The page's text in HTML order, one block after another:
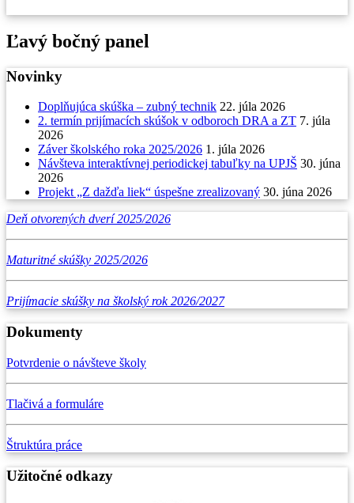
Ľavý bočný panel
Novinky
Doplňujúca skúška – zubný technik 22. júla 2026
2. termín prijímacích skúšok v odboroch DRA a ZT 7. júla
2026
Záver školského roka 2025/2026 1. júla 2026
Návšteva interaktívnej periodickej tabuľky na UPJŠ 30. júna
2026
Projekt „Z dažďa liek“ úspešne zrealizovaný 30. júna 2026
Deň otvorených dverí 2025/2026
Maturitné skúšky 2025/2026
Prijímacie skúšky na školský rok 2026/2027
Dokumenty
Potvrdenie o návšteve školy
Tlačivá a formuláre
Štruktúra práce
Užitočné odkazy